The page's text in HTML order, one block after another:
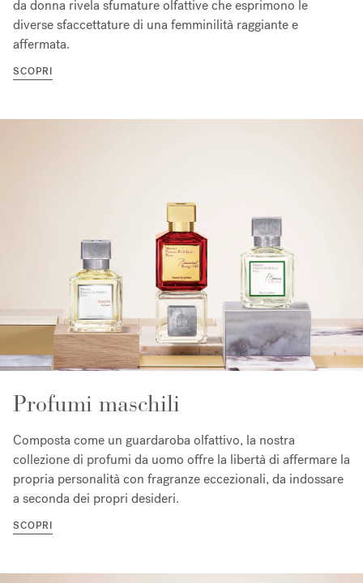
da donna rivela sfumature olfattive che esprimono le
diverse sfaccettature di una femminilità raggiante e
affermata.
SCOPRI
Profumi maschili
Composta come un guardaroba olfattivo, la nostra
collezione di profumi da uomo offre la libertà di affermare la
propria personalità con fragranze eccezionali, da indossare
a seconda dei propri desideri.
SCOPRI